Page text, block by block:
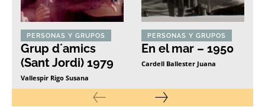
PERSONAS Y GRUPOS
Grup d´amics
(Sant Jordi) 1979
Vallespir Rigo Susana
PERSONAS Y GRUPOS
En el mar – 1950
Cardell Ballester Juana